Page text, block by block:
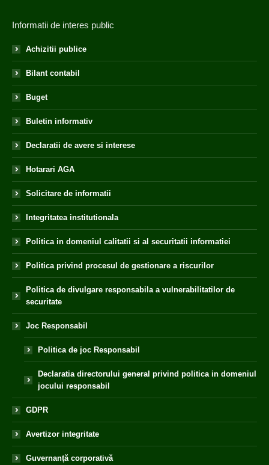
Informatii de interes public
Achizitii publice
Bilant contabil
Buget
Buletin informativ
Declaratii de avere si interese
Hotarari AGA
Solicitare de informatii
Integritatea institutionala
Politica in domeniul calitatii si al securitatii informatiei
Politica privind procesul de gestionare a riscurilor
Politica de divulgare responsabila a vulnerabilitatilor de
securitate
Joc Responsabil
Politica de joc Responsabil
Declaratia directorului general privind politica in domeniul
jocului responsabil
GDPR
Avertizor integritate
Guvernanță corporativă